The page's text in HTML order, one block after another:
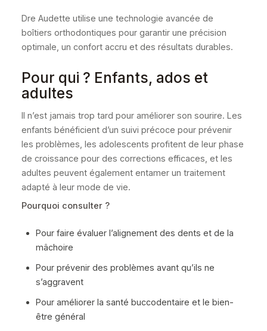
Dre Audette utilise une technologie avancée de
boîtiers orthodontiques pour garantir une précision
optimale, un confort accru et des résultats durables.
Pour qui ? Enfants, ados et
adultes
Il n’est jamais trop tard pour améliorer son sourire. Les
enfants bénéficient d’un suivi précoce pour prévenir
les problèmes, les adolescents profitent de leur phase
de croissance pour des corrections efficaces, et les
adultes peuvent également entamer un traitement
adapté à leur mode de vie.
Pourquoi consulter ?
Pour faire évaluer l’alignement des dents et de la
mâchoire
Pour prévenir des problèmes avant qu’ils ne
s’aggravent
Pour améliorer la santé buccodentaire et le bien-
être général